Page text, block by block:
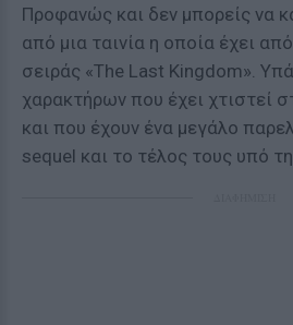
Προφανώς και δεν μπορείς να
από μια ταινία η οποία έχει
σειράς «The Last Kingdom».
χαρακτήρων που έχει χτιστεί
και που έχουν ένα μεγάλο
sequel και το τέλος τους υπό